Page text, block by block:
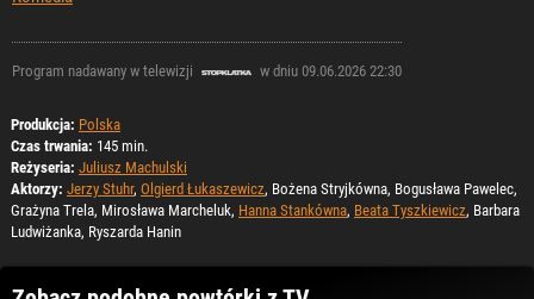
Program nadawany w telewizji w dniu 09.06.2026 22:30
Produkcja: Polska
Czas trwania: 145 min.
Reżyseria: Juliusz Machulski
Aktorzy: Jerzy Stuhr, Olgierd Łukaszewicz, Bożena Stryjkówna, Bogusława Pawelec,
Grażyna Trela, Mirosława Marcheluk, Hanna Stankówna, Beata Tyszkiewicz, Barbara
Ludwiżanka, Ryszarda Hanin